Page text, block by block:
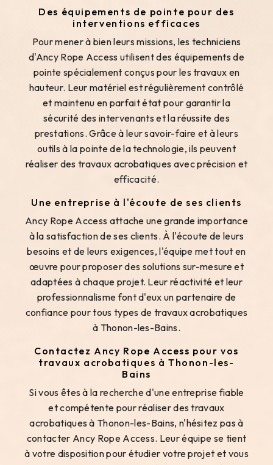
Des équipements de pointe pour des
interventions efficaces
Pour mener à bien leurs missions, les techniciens
d'Ancy Rope Access utilisent des équipements de
pointe spécialement conçus pour les travaux en
hauteur. Leur matériel est régulièrement contrôlé
et maintenu en parfait état pour garantir la
sécurité des intervenants et la réussite des
prestations. Grâce à leur savoir-faire et à leurs
outils à la pointe de la technologie, ils peuvent
réaliser des travaux acrobatiques avec précision et
efficacité.
Une entreprise à l'écoute de ses clients
Ancy Rope Access attache une grande importance
à la satisfaction de ses clients. À l'écoute de leurs
besoins et de leurs exigences, l'équipe met tout en
œuvre pour proposer des solutions sur-mesure et
adaptées à chaque projet. Leur réactivité et leur
professionnalisme font d'eux un partenaire de
confiance pour tous types de travaux acrobatiques
à Thonon-les-Bains.
Contactez Ancy Rope Access pour vos
travaux acrobatiques à Thonon-les-
Bains
Si vous êtes à la recherche d'une entreprise fiable
et compétente pour réaliser des travaux
acrobatiques à Thonon-les-Bains, n'hésitez pas à
contacter Ancy Rope Access. Leur équipe se tient
à votre disposition pour étudier votre projet et vous